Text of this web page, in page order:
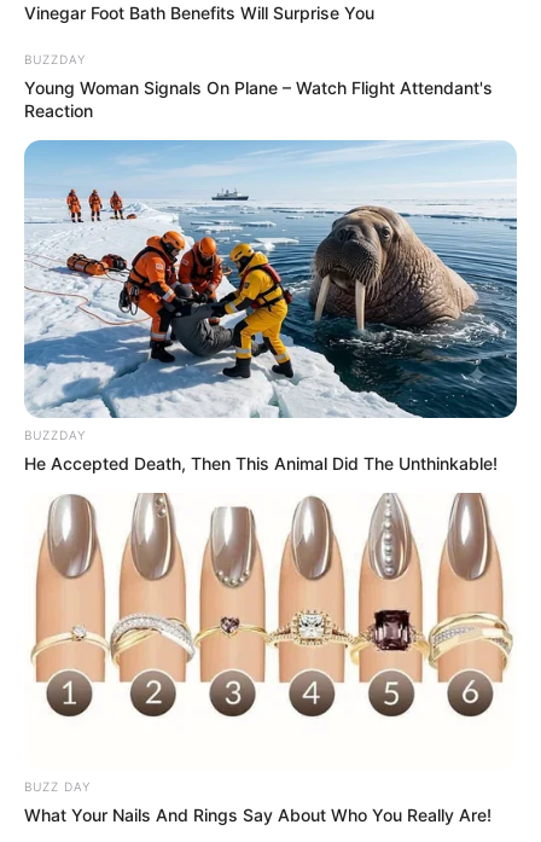
Vinegar Foot Bath Benefits Will Surprise You
BUZZDAY
Young Woman Signals On Plane – Watch Flight Attendant's
Reaction
BUZZDAY
He Accepted Death, Then This Animal Did The Unthinkable!
BUZZ DAY
What Your Nails And Rings Say About Who You Really Are!